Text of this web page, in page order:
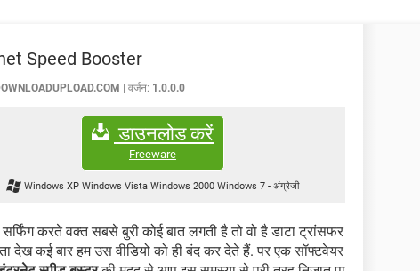
Speed Booster
वर्जन: 1.0.0.0
डाउनलोड करें
Freeware
Windows XP Windows Vista Windows 2000 Windows 7-अंग्रेजी
करते वक्त सबसे बुरी कोई बात लगती है तो वो है डाटा ट्रांसफर
देख कई बार हम उस वीडियो को ही बंद कर देते हैं. पर एक सॉफ्टवेयर